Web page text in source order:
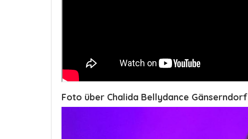
Foto über Chalida Bellydance Gänserndorf